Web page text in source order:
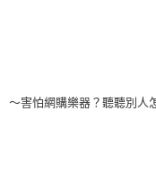
～害怕網購樂器？聽聽別人